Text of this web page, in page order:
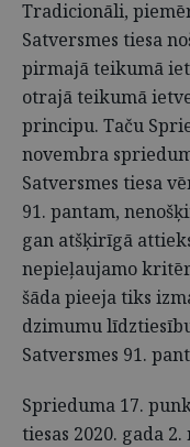
Tradicionāli,
Satversmes tiesa
pirmajā teikumā
otrajā teikumā
principu. Taču
novembra
Satversmes tiesa
91. pantam,
gan atšķirīgā
nepieļaujamo
šāda pieeja tiks
dzimumu
Satversmes 91.
Sprieduma 17.
tiesas 2020. gada